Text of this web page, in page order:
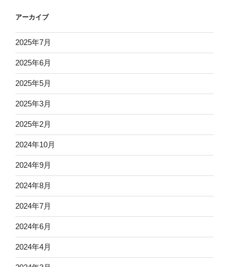
アーカイブ
2025年7月
2025年6月
2025年5月
2025年3月
2025年2月
2024年10月
2024年9月
2024年8月
2024年7月
2024年6月
2024年4月